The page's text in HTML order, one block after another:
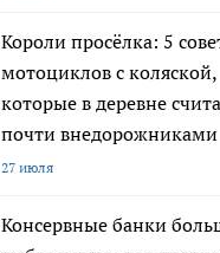
Короли просёлка: 5
мотоциклов с коляской,
которые в деревне
почти внедорожниками
27 июля
Консервные банки